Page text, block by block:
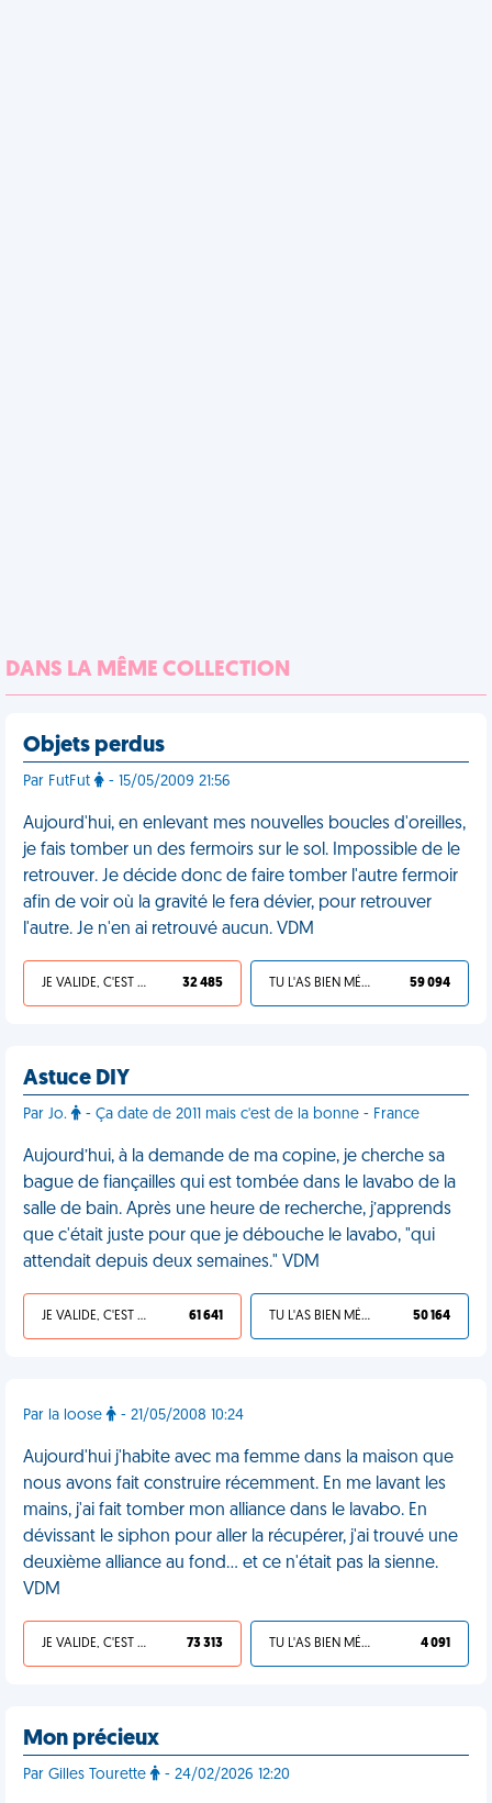
DANS LA MÊME COLLECTION
Objets perdus
Par FutFut - 15/05/2009 21:56
Aujourd'hui, en enlevant mes nouvelles boucles d'oreilles,
je fais tomber un des fermoirs sur le sol. Impossible de le
retrouver. Je décide donc de faire tomber l'autre fermoir
afin de voir où la gravité le fera dévier, pour retrouver
l'autre. Je n'en ai retrouvé aucun. VDM
JE VALIDE, C'EST UNE VDM 32 485 TU L'AS BIEN MÉRITÉ 59 094
Astuce DIY
Par Jo. - Ça date de 2011 mais c'est de la bonne - France
Aujourd’hui, à la demande de ma copine, je cherche sa
bague de fiançailles qui est tombée dans le lavabo de la
salle de bain. Après une heure de recherche, j’apprends
que c'était juste pour que je débouche le lavabo, "qui
attendait depuis deux semaines." VDM
JE VALIDE, C'EST UNE VDM 61 641 TU L'AS BIEN MÉRITÉ 50 164
Par la loose - 21/05/2008 10:24
Aujourd'hui j'habite avec ma femme dans la maison que
nous avons fait construire récemment. En me lavant les
mains, j'ai fait tomber mon alliance dans le lavabo. En
dévissant le siphon pour aller la récupérer, j'ai trouvé une
deuxième alliance au fond... et ce n'était pas la sienne.
VDM
JE VALIDE, C'EST UNE VDM 73 313 TU L'AS BIEN MÉRITÉ 4 091
Mon précieux
Par Gilles Tourette - 24/02/2026 12:20